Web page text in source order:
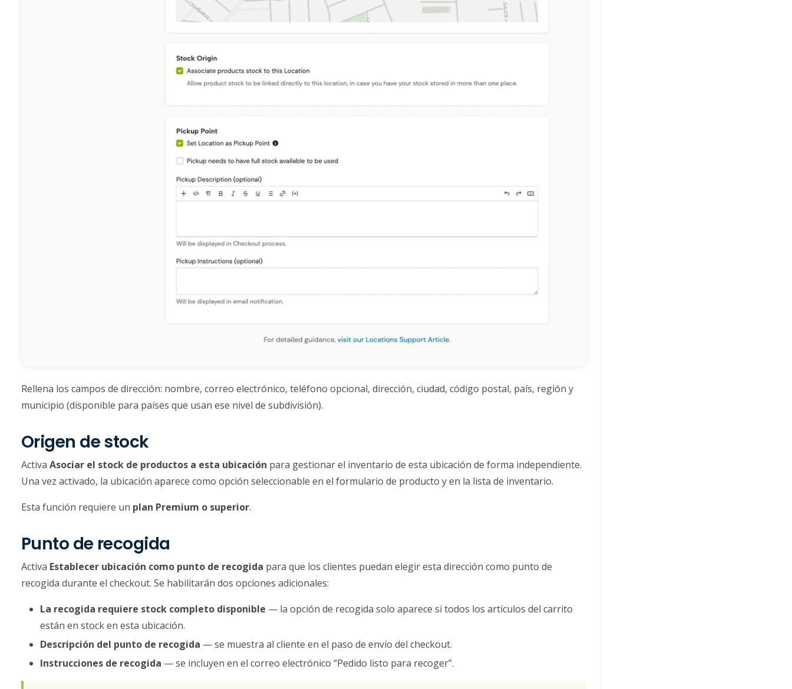
Rellena los campos de dirección: nombre, correo electrónico, teléfono opcional, dirección, ciudad, código postal, país, región y
municipio (disponible para países que usan ese nivel de subdivisión).
Origen de stock
Activa Asociar el stock de productos a esta ubicación para gestionar el inventario de esta ubicación de forma independiente.
Una vez activado, la ubicación aparece como opción seleccionable en el formulario de producto y en la lista de inventario.
Esta función requiere un plan Premium o superior.
Punto de recogida
Activa Establecer ubicación como punto de recogida para que los clientes puedan elegir esta dirección como punto de
recogida durante el checkout. Se habilitarán dos opciones adicionales:
La recogida requiere stock completo disponible — la opción de recogida solo aparece si todos los artículos del carrito
están en stock en esta ubicación.
Descripción del punto de recogida — se muestra al cliente en el paso de envío del checkout.
Instrucciones de recogida — se incluyen en el correo electrónico “Pedido listo para recoger”.